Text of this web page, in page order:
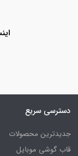
دسترسی سریع
جدیدترین محصولات
قاب گوشی موبایل